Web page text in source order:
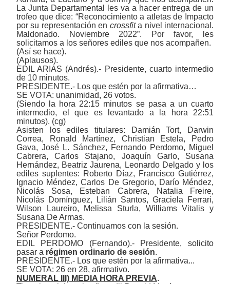
La Junta Departamental les va a hacer entrega de un
trofeo que dice: “Reconocimiento a atletas de Impacto
por su representación en crossfita nivel internacional.
Maldonado. Noviembre 2022”. Por favor, les
solicitamos a los señores ediles que nos acompañen.
(Así se hace).
(Aplausos).
EDIL ARIAS (Andrés).- Presidente, cuarto intermedio
de 10 minutos.
PRESIDENTE.- Los que estén por la afirmativa…
SE VOTA: unanimidad, 26 votos.
(Siendo la hora 22:15 minutos se pasa a un cuarto
intermedio, el que es levantado a la hora 22:51
minutos). (cg)
Asisten los ediles titulares: Damián Tort, Darwin
Correa,
Ronald Martínez, Christian Estela, Pedro
Gava, José L. Sánchez, Fernando Perdomo, Miguel
Cabrera,Carlos Stajano, Joaquín Garlo, Susana
Hernández, Beatriz Jaurena, Leonardo Delgado y los
ediles suplentes: Roberto Díaz, Francisco Gutiérrez,
Ignacio Méndez, Carlos De Gregorio, Darío Méndez,
Nicolás Sosa, Esteban Cabrera, Natalia Freire,
Nicolás Domínguez, Lilián Santos, Graciela Ferrari,
Wilson Laureiro, Melissa Sturla, Williams Vitalis y
Susana De Armas.
PRESIDENTE.- Continuamos con la sesión.
Señor Perdomo.
EDIL PERDOMO (Fernando).- Presidente, solicito
pasar a régimen ordinario de sesión.
PRESIDENTE.- Los que estén por la afirmativa...
SE VOTA: 26 en 28, afirmativo.
NUMERAL III) MEDIA HORA PREVIA.